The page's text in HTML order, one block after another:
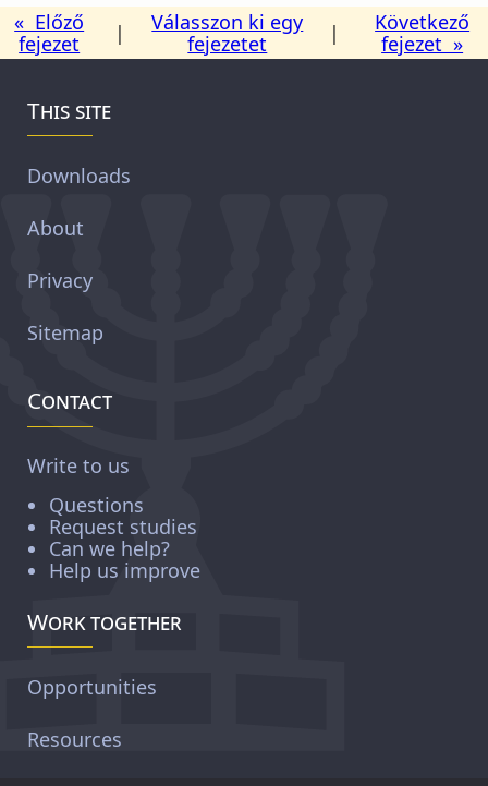
« Előző
fejezet
|
Válasszon ki egy
fejezetet
|
Következő
fejezet »
This site
Downloads
About
Privacy
Sitemap
Contact
Write to us
Questions
Request studies
Can we help?
Help us improve
Work together
Opportunities
Resources